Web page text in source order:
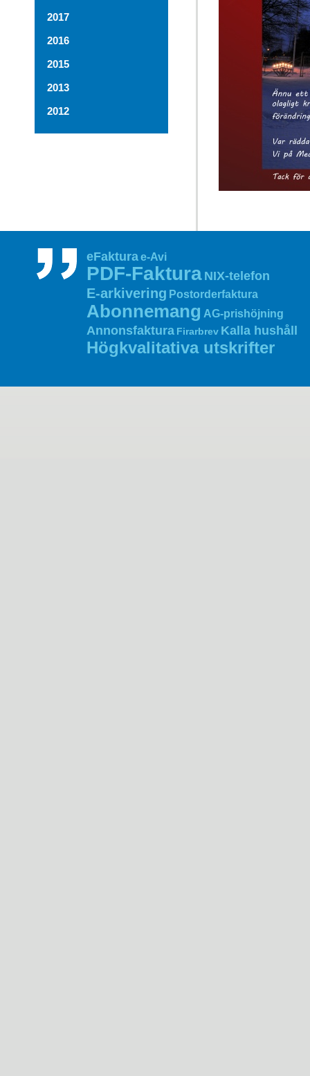
2017
2016
2015
2013
2012
eFakturae-Avi
PDF‑Faktura NIX‑telefon
E‑arkivering Postorderfaktura
Abonnemang AG‑prishöjning
Annonsfaktura Firarbrev Kalla hushåll
Högkvalitativa utskrifter